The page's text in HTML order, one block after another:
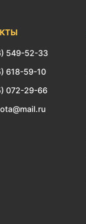
549-52-33
618-59-10
072-29-66